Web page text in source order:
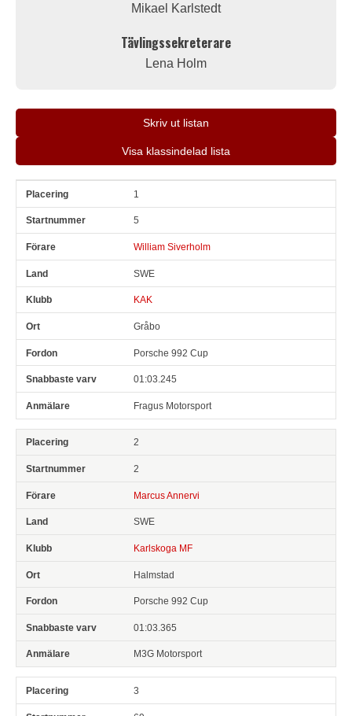
Mikael Karlstedt
Tävlingssekreterare
Lena Holm
Skriv ut listan
Visa klassindelad lista
Pl Snr 1
5
William Siverholm
SWE
KAK
Gråbo
Porsche 992 Cup
01:03.245
Fragus Motorsport
2
2
Marcus Annervi
SWE
Karlskoga MF
Halmstad
Porsche 992 Cup
01:03.365
M3G Motorsport
3